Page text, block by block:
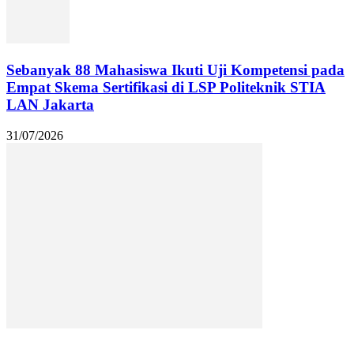
Sebanyak 88 Mahasiswa Ikuti Uji Kompetensi pada
Empat Skema Sertifikasi di LSP Politeknik STIA
LAN Jakarta
31/07/2026